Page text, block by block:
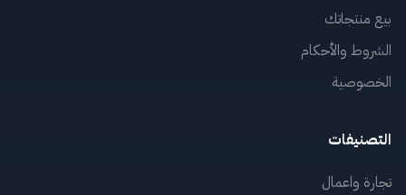
بيع منتجاتك
الشروط والأحكام
الخصوصية
التصنيفات
تجارة واعمال